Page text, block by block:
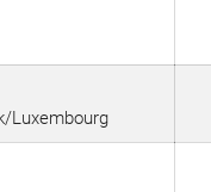
Luxembourg